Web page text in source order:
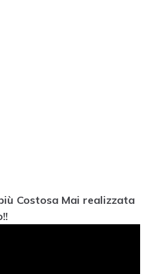
Costosa Mai realizzata